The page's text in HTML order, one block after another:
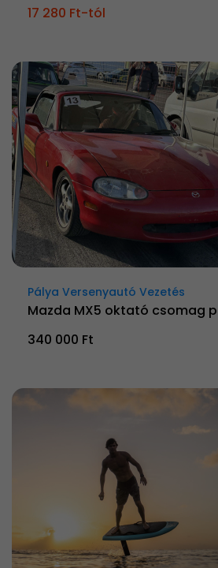
17 280 Ft-tól
Pálya Versenyautó Vezetés
Mazda MX5 oktató csomag
340 000 Ft